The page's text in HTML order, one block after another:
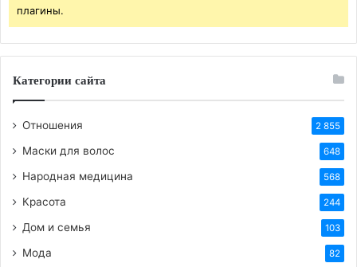
Джона Хилл
Разительные перемены во внешности звезды
поклонники заметили еще в начале октября, когда
тот появился на съемках в облегающей черной
водолазке. Неизвестно, прибегал ли Джона к
препаратам для похудения, чтобы привести себя в
форму, или же испытывал себя изнурительными
тренировкам и диетами – пока он никак не
плагины.
Категории сайта
Отношения 2 855
Маски для волос 648
Народная медицина 568
Красота 244
Дом и семья 103
Мода 82